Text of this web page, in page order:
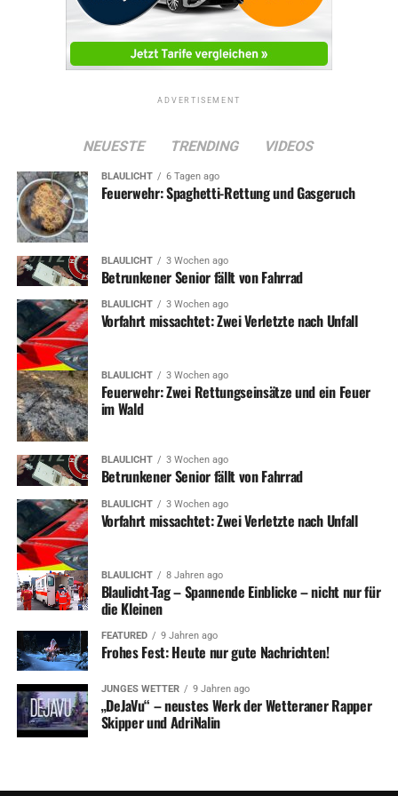
ADVERTISEMENT
NEUESTE TRENDING VIDEOS
BLAULICHT 6 Tagen ago
Feuerwehr: Spaghetti-Rettung und Gasgeruch
BLAULICHT 3 Wochen ago
Betrunkener Senior fällt von Fahrrad
BLAULICHT 3 Wochen ago
Vorfahrt missachtet: Zwei Verletzte nach Unfall
BLAULICHT 3 Wochen ago
Feuerwehr: Zwei Rettungseinsätze und ein Feuer
im Wald
BLAULICHT 3 Wochen ago
Betrunkener Senior fällt von Fahrrad
BLAULICHT 3 Wochen ago
Vorfahrt missachtet: Zwei Verletzte nach Unfall
BLAULICHT 8 Jahren ago
Blaulicht-Tag – Spannende Einblicke – nicht nur für
die Kleinen
FEATURED 9 Jahren ago
Frohes Fest: Heute nur gute Nachrichten!
JUNGES WETTER 9 Jahren ago
„DeJaVu“ – neustes Werk der Wetteraner Rapper
Skipper und AdriNalin